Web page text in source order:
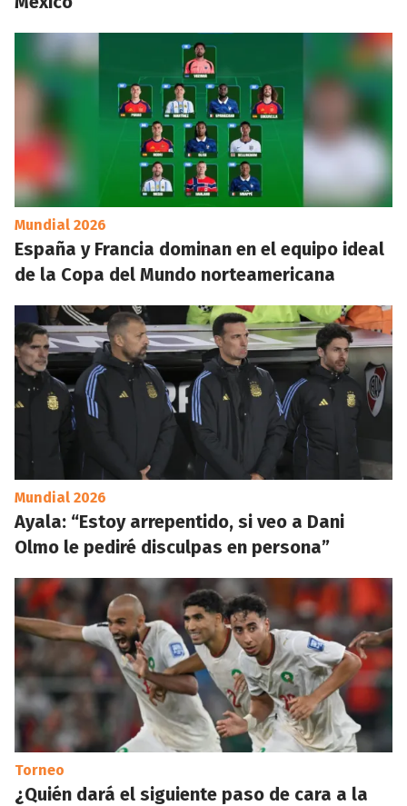
Mundial 2026
España y Francia dominan en el equipo ideal
de la Copa del Mundo norteamericana
Mundial 2026
Ayala: “Estoy arrepentido, si veo a Dani
Olmo le pediré disculpas en persona”
Torneo
¿Quién dará el siguiente paso de cara a la